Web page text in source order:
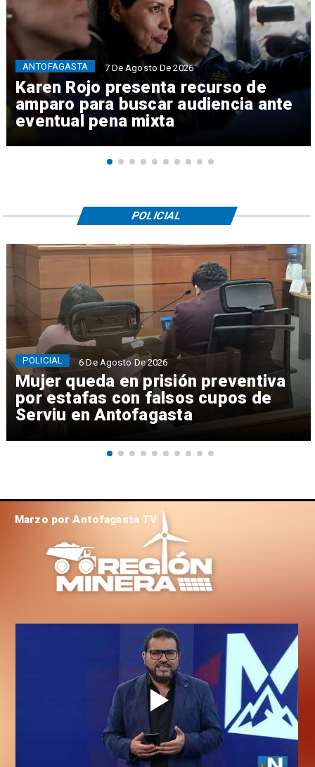
Karen Rojo presenta recurso de
amparo para buscar audiencia ante
eventual pena mixta
ANTOFAGASTA 7 De Agosto De 2026
Mujer queda en prisión preventiva
por estafas con falsos cupos de
Serviu en Antofagasta
POLICIAL 6 De Agosto De 2026
POLICIAL
Marzo por Antofagasta TV